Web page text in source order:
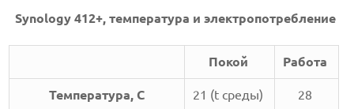
Synology 412+, температура и электропотребление
Покой Работа
Температура, С 21 (t среды) 28